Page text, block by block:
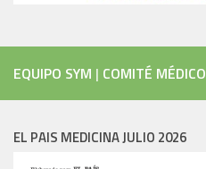
EQUIPO SYM | COMITÉ MÉDICO
EL PAIS MEDICINA JULIO 2026